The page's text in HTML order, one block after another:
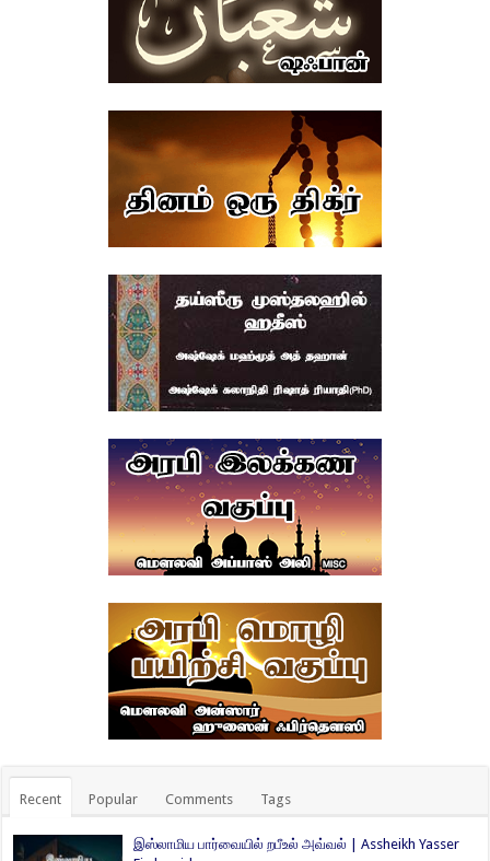
Recent Popular Comments Tags
இஸ்லாமிய பார்வையில் றபீஉல் அவ்வல் | Assheikh Yasser